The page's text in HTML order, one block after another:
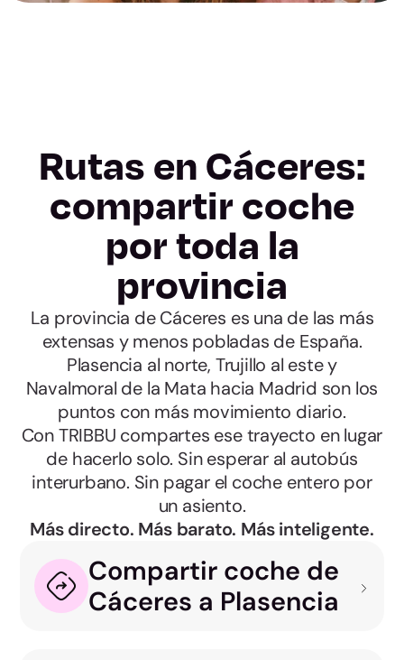
Rutas en Cáceres:
compartir coche
por toda la
provincia
La provincia de Cáceres es una de las más
extensas y menos pobladas de España.
Plasencia al norte, Trujillo al este y
Navalmoral de la Mata hacia Madrid son los
puntos con más movimiento diario.
Con TRIBBU compartes ese trayecto en lugar
de hacerlo solo. Sin esperar al autobús
interurbano. Sin pagar el coche entero por
un asiento.
Más directo. Más barato. Más inteligente.
Compartir coche de
Cáceres a Plasencia